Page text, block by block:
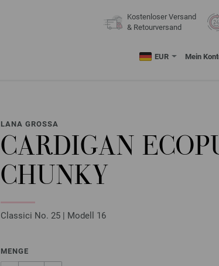
Kostenloser Versand
& Retourversand
EUR Mein
LANA GROSSA
CARDIGAN
CHUNKY
Classici No. 25 | Modell 16
MENGE